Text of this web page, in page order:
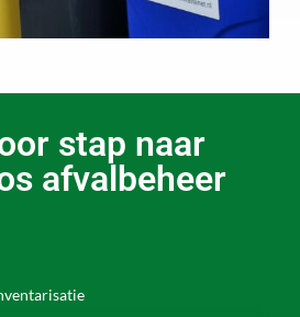
stap naar
afvalbeheer